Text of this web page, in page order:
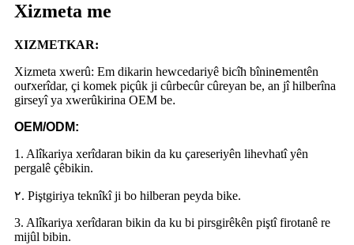
Xizmeta me
XIZMETKAR:
Xizmeta xwerû: Em dikarin hewcedariyê bicîh bîninementên
ourxerîdar, çi komek piçûk ji cûrbecûr cûreyan be, an jî hilberîna
girseyî ya xwerûkirina OEM be.
OEM/ODM:
1. Alîkariya xerîdaran bikin da ku çareseriyên lihevhatî yên
pergalê çêbikin.
٢. Piştgiriya teknîkî ji bo hilberan peyda bike.
3. Alîkariya xerîdaran bikin da ku bi pirsgirêkên piştî firotanê re
mijûl bibin.